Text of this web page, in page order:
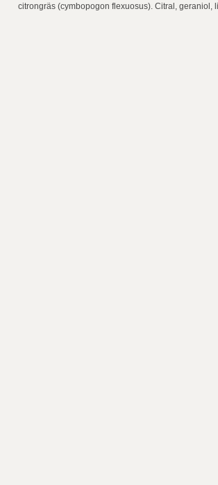
citrongräs (cymbopogon flexuosus). Citral, geraniol,